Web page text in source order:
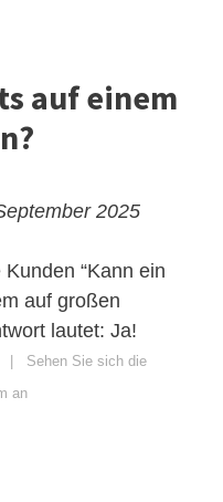
auf einem
2025
“Kann ein
auf großen
lautet: Ja!
Sehen Sie sich die
an